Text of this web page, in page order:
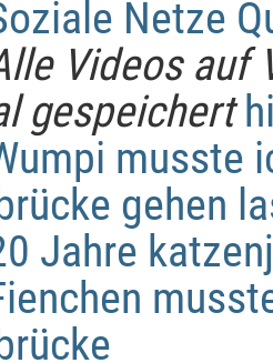
Netze
Videos auf
gespeichert
musste
gehen
Jahre